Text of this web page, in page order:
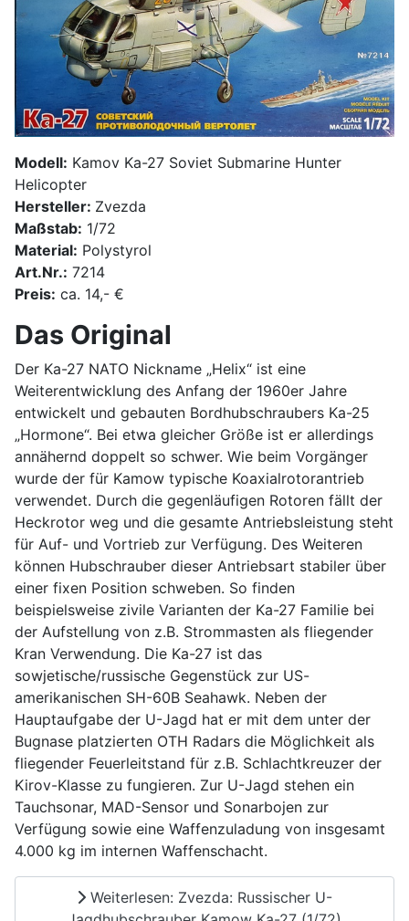
Modell: Kamov Ka-27 Soviet Submarine Hunter
Helicopter
Hersteller: Zvezda
Maßstab: 1/72
Material: Polystyrol
Art.Nr.: 7214
Preis: ca. 14,- €
Das Original
Der Ka-27 NATO Nickname „Helix“ ist eine
Weiterentwicklung des Anfang der 1960er Jahre
entwickelt und gebauten Bordhubschraubers Ka-25
„Hormone“. Bei etwa gleicher Größe ist er allerdings
annähernd doppelt so schwer. Wie beim Vorgänger
wurde der für Kamow typische Koaxialrotorantrieb
verwendet. Durch die gegenläufigen Rotoren fällt der
Heckrotor weg und die gesamte Antriebsleistung steht
für Auf- und Vortrieb zur Verfügung. Des Weiteren
können Hubschrauber dieser Antriebsart stabiler über
einer fixen Position schweben. So finden
beispielsweise zivile Varianten der Ka-27 Familie bei
der Aufstellung von z.B. Strommasten als fliegender
Kran Verwendung. Die Ka-27 ist das
sowjetische/russische Gegenstück zur US-
amerikanischen SH-60B Seahawk. Neben der
Hauptaufgabe der U-Jagd hat er mit dem unter der
Bugnase platzierten OTH Radars die Möglichkeit als
fliegender Feuerleitstand für z.B. Schlachtkreuzer der
Kirov-Klasse zu fungieren. Zur U-Jagd stehen ein
Tauchsonar, MAD-Sensor und Sonarbojen zur
Verfügung sowie eine Waffenzuladung von insgesamt
4.000 kg im internen Waffenschacht.
Weiterlesen: Zvezda: Russischer U-